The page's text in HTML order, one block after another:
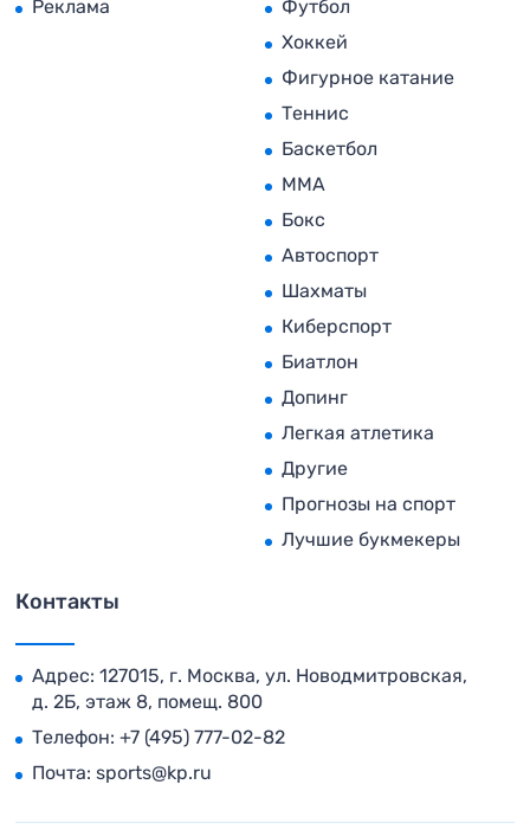
Реклама
Футбол
Хоккей
Фигурное катание
Теннис
Баскетбол
MMA
Бокс
Автоспорт
Шахматы
Киберспорт
Биатлон
Допинг
Легкая атлетика
Другие
Прогнозы на спорт
Лучшие букмекеры
Контакты
Адрес: 127015, г. Москва, ул. Новодмитровская,
д. 2Б, этаж 8, помещ. 800
Телефон: +7 (495) 777-02-82
Почта: sports@kp.ru